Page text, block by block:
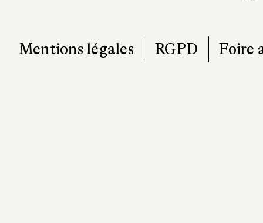
Mentions légales RGPD Foire